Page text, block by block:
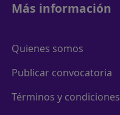
Más información
Quienes somos
Publicar convocatoria
Términos y condiciones